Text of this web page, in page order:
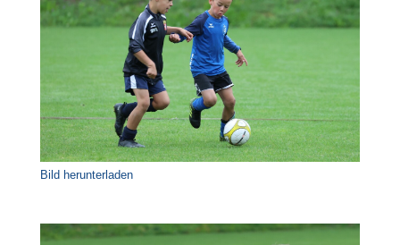
Bild herunterladen